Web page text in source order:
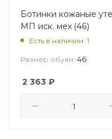
Ботинки кожаные
МП иск. мех (46)
Есть в наличии: 1
Размер обуви: 46
2 363 ₽